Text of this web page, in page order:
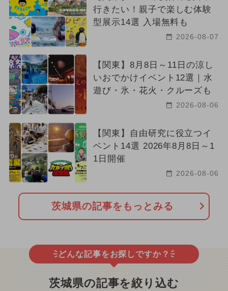
行きたい！親子で楽しむ体験
型展示14選 入場無料も
2026-08-07
【関東】8月8日～11日の涼し
いおでかけイベント12選｜水
遊び・氷・花火・クルーズも
2026-08-06
【関東】自由研究に役立つイ
ベント14選 2026年8月8日～1
1日開催
2026-08-06
茨城県の記事をもっとみる
どんな記事をお探しですか？
茨城県の記事を絞り込む